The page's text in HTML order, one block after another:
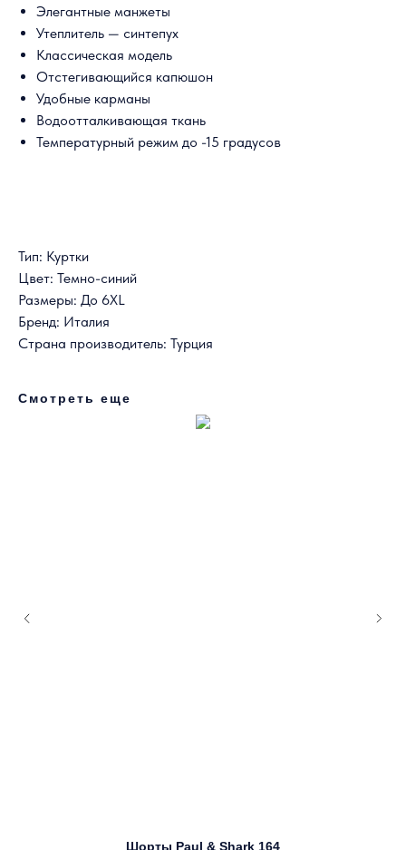
Элегантные манжеты
Утеплитель — синтепух
Классическая модель
Отстегивающийся капюшон
Удобные карманы
Водоотталкивающая ткань
Температурный режим до -15 градусов
Тип: Куртки
Цвет: Темно-синий
Размеры: До 6XL
Бренд: Италия
Страна производитель: Турция
Смотреть еще
Шорты Paul & Shark 164